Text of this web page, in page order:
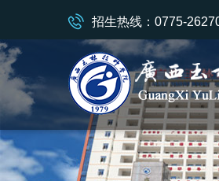
招生热线：0775-